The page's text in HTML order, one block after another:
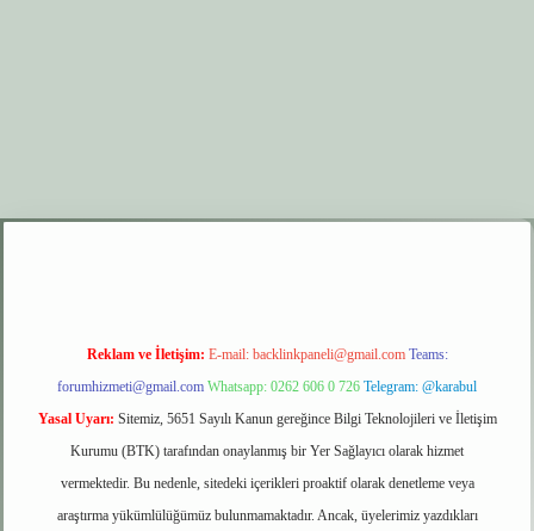
elexbet giriş
Reklam ve İletişim: E-mail: backlinkpaneli@gmail.com Teams:
forumhizmeti@gmail.com Whatsapp: 0262 606 0 726 Telegram: @karabul
Yasal Uyarı: Sitemiz, 5651 Sayılı Kanun gereğince Bilgi Teknolojileri ve İletişim
Kurumu (BTK) tarafından onaylanmış bir Yer Sağlayıcı olarak hizmet
vermektedir. Bu nedenle, sitedeki içerikleri proaktif olarak denetleme veya
araştırma yükümlülüğümüz bulunmamaktadır. Ancak, üyelerimiz yazdıkları